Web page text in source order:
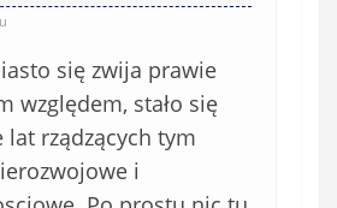
się zwija prawie
względem, stało się
lat rządzących tym
i